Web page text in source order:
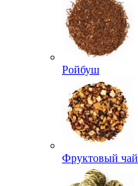
Ройбуш
Фруктовый чай